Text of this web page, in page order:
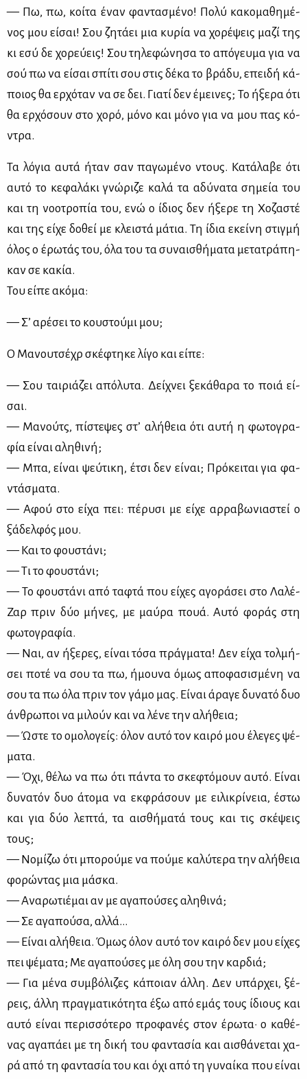
— Πω, πω, κοί­τα έναν φα­ντα­σμέ­νο! Πο­λύ κα­κο­μα­θη­μέ­
νος μου εί­σαι! Σου ζη­τά­ει μια κυ­ρία να χο­ρέ­ψεις μα­ζί της
κι εσύ δε χο­ρεύ­εις! Σου τη­λε­φώ­νη­σα το από­γευ­μα για να
σού πω να εί­σαι σπί­τι σου στις δέ­κα το βρά­δυ, επει­δή κά­
ποιος θα ερ­χό­ταν να σε δει. Για­τί δεν έμει­νες; Το ήξε­ρα ότι
θα ερ­χό­σουν στο χο­ρό, μό­νο και μό­νο για να μου πας κό­
ντρα.
Τα λό­για αυ­τά ήταν σαν πα­γω­μέ­νο ντους. Κα­τά­λα­βε ότι
αυ­τό το κε­φα­λά­κι γνώ­ρι­ζε κα­λά τα αδύ­να­τα ση­μεία του
και τη νο­ο­τρο­πία του, ενώ ο ίδιος δεν ήξε­ρε τη Χο­ζα­στέ
και της εί­χε δο­θεί με κλει­στά μά­τια. Τη ίδια εκεί­νη στιγ­μή
όλος ο έρω­τάς του, όλα του τα συ­ναι­σθή­μα­τα με­τα­τρά­πη­
καν σε κα­κία.
Του εί­πε ακό­μα:
— Σ’ αρέ­σει το κου­στού­μι μου;
Ο Μα­νου­τσέ­χρ σκέ­φτη­κε λί­γο και εί­πε:
— Σου ται­ριά­ζει από­λυ­τα. Δεί­χνει ξε­κά­θα­ρα το ποιά εί­
σαι.
— Μα­νούτς, πί­στε­ψες στ’ αλή­θεια ότι αυ­τή η φω­το­γρα­
φία εί­ναι αλη­θι­νή;
— Μπα, εί­ναι ψεύ­τι­κη, έτσι δεν εί­ναι; Πρό­κει­ται για φα­
ντά­σμα­τα.
— Αφού στο εί­χα πει: πέ­ρυ­σι με εί­χε αρ­ρα­βω­νια­στεί ο
ξά­δελ­φός μου.
— Και το φου­στά­νι;
— Τι το φου­στά­νι;
— Το φου­στά­νι από τα­φτά που εί­χες αγο­ρά­σει στο Λα­λέ-
Ζαρ πριν δύο μή­νες, με μαύ­ρα πουά. Αυ­τό φο­ράς στη
φω­το­γρα­φία.
— Ναι, αν ήξε­ρες, εί­ναι τό­σα πράγ­μα­τα! Δεν εί­χα τολ­μή­
σει πο­τέ να σου τα πω, ήμου­να όμως απο­φα­σι­σμέ­νη να
σου τα πω όλα πριν τον γά­μο μας. Εί­ναι άρα­γε δυ­να­τό δυο
άν­θρω­ποι να μι­λούν και να λέ­νε την αλή­θεια;
— Ώστε το ομο­λο­γείς: όλον αυ­τό τον και­ρό μου έλε­γες ψέ­
μα­τα.
— Όχι, θέ­λω να πω ότι πά­ντα το σκε­φτό­μουν αυ­τό. Εί­ναι
δυ­να­τόν δυο άτο­μα να εκ­φρά­σουν με ει­λι­κρί­νεια, έστω
και για δύο λε­πτά, τα αι­σθή­μα­τά τους και τις σκέ­ψεις
τους;
— Νο­μί­ζω ότι μπο­ρού­με να πού­με κα­λύ­τε­ρα την αλή­θεια
φο­ρώ­ντας μια μά­σκα.
— Ανα­ρω­τιέ­μαι αν με αγα­πού­σες αλη­θι­νά;
— Σε αγα­πού­σα, αλ­λά…
— Εί­ναι αλή­θεια. Όμως όλον αυ­τό τον και­ρό δεν μου εί­χες
πει ψέ­μα­τα; Με αγα­πού­σες με όλη σου την καρ­διά;
— Για μέ­να συμ­βό­λι­ζες κά­ποιαν άλ­λη. Δεν υπάρ­χει, ξέ­
ρεις, άλ­λη πραγ­μα­τι­κό­τη­τα έξω από εμάς τους ίδιους και
αυ­τό εί­ναι πε­ρισ­σό­τε­ρο προ­φα­νές στον έρω­τα· ο κα­θέ­
νας αγα­πά­ει με τη δι­κή του φα­ντα­σία και αι­σθά­νε­ται χα­
ρά από τη φα­ντα­σία του και όχι από τη γυ­ναί­κα που εί­ναι